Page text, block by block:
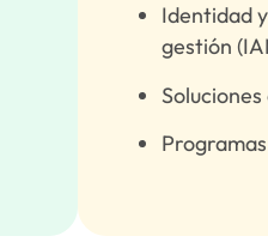
Identidad
gestión